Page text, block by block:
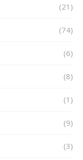
(21)
(74)
(6)
(8)
(1)
(9)
(3)